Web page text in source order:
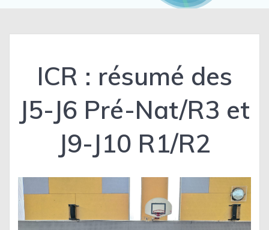
ICR : résumé des
J5-J6 Pré-Nat/R3 et
J9-J10 R1/R2